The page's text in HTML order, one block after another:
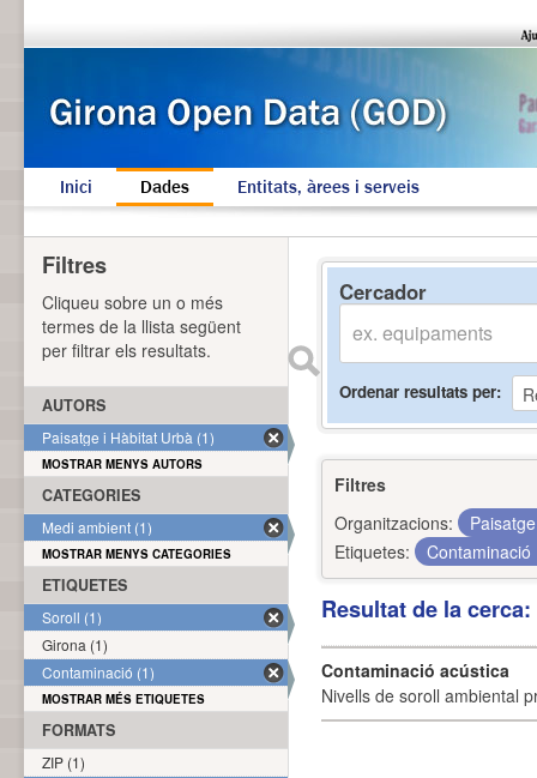
Inici Dades Entitats, àrees i serveis
Cercador
Ordenar resultats per
Filtres
Organitzacions:
Etiquetes:
Contaminació
Resultat de la
Contaminació acústica
Nivells de soroll ambiental
Filtres
Cliqueu sobre un o més
termes de la llista següent
per filtrar els resultats.
AUTORS
Paisatge i Hàbitat Urbà (1)
MOSTRAR MENYS AUTORS
CATEGORIES
Medi ambient (1)
MOSTRAR MENYS CATEGORIES
ETIQUETES
Soroll (1)
Girona (1)
Contaminació (1)
MOSTRAR MÉS ETIQUETES
FORMATS
ZIP (1)